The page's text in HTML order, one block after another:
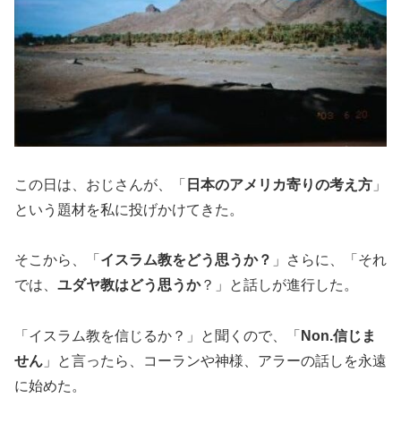
この日は、おじさんが、「 日本のアメリカ寄りの考え方 」
という題材を私に投げかけてきた。
そこから、「 イスラム教をどう思うか？ 」さらに、「それ
では、 ユダヤ教はどう思うか？」と話しが進行した。
「イスラム教を信じるか？」と聞くので、「 Non.信じま
せん 」と言ったら、コーランや神様、アラーの話しを永遠
に始めた。